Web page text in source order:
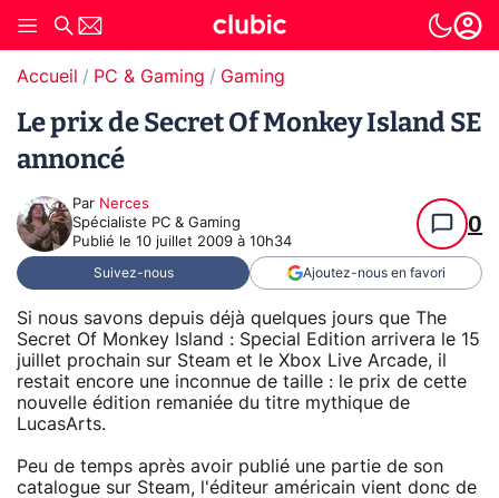
Accueil PC & Gaming Gaming
Le prix de Secret Of Monkey Island SE
annoncé
Par Nerces
Spécialiste PC & Gaming
Publié le 10 juillet 2009 à 10h34
0
Suivez-nous Ajoutez-nous en favori
Si nous savons depuis déjà quelques jours que The
Secret Of Monkey Island : Special Edition arrivera le 15
juillet prochain sur Steam et le Xbox Live Arcade, il
restait encore une inconnue de taille : le prix de cette
nouvelle édition remaniée du titre mythique de
LucasArts.
Peu de temps après avoir publié une partie de son
catalogue sur Steam, l'éditeur américain vient donc de